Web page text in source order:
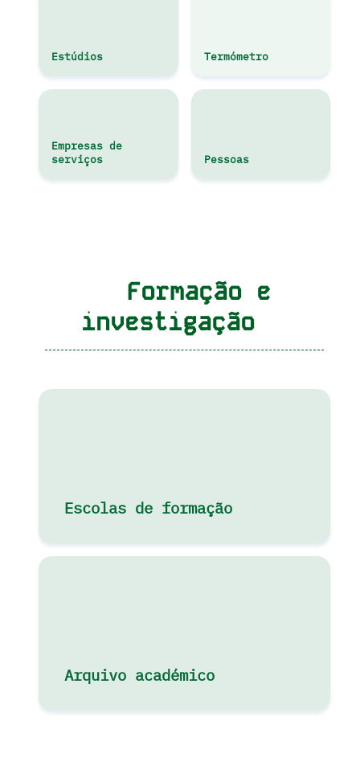
Estúdios Termómetro
Empresas de
serviços
Pessoas
Formação e
investigação
Escolas de formação
Arquivo académico